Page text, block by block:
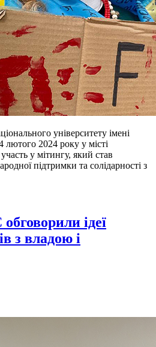
університету імені
2024 року у місті
у мітингу, який став
підтримки та солідарності з
ідеї
з владою і